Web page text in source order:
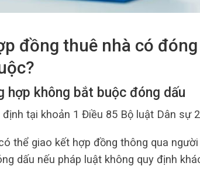
đồng thuê nhà có
hợp không bắt buộc đóng dấu
định tại khoản 1 Điều 85 Bộ luật Dân sự
thể giao kết hợp đồng thông qua
dấu nếu pháp luật không quy định